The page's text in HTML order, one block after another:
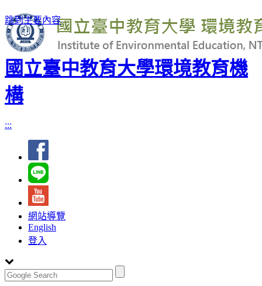
跳到主要內容
國立臺中教育大學環境教育機
構
:::
網站導覽
English
登入